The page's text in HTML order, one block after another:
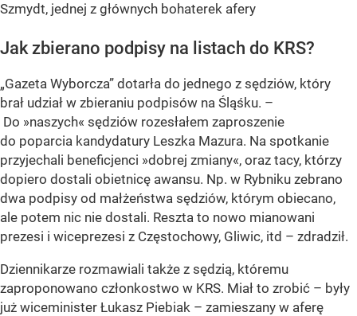
Szmydt, jednej z głównych bohaterek afery
Jak zbierano podpisy na listach do KRS?
„Gazeta Wyborcza” dotarła do jednego z sędziów, który
brał udział w zbieraniu podpisów na Śląśku. –
Do »naszych« sędziów rozesłałem zaproszenie
do poparcia kandydatury Leszka Mazura. Na spotkanie
przyjechali beneficjenci »dobrej zmiany«, oraz tacy, którzy
dopiero dostali obietnicę awansu. Np. w Rybniku zebrano
dwa podpisy od małżeństwa sędziów, którym obiecano,
ale potem nic nie dostali. Reszta to nowo mianowani
prezesi i wiceprezesi z Częstochowy, Gliwic, itd – zdradził.
Dziennikarze rozmawiali także z sędzią, któremu
zaproponowano członkostwo w KRS. Miał to zrobić – były
już wiceminister Łukasz Piebiak – zamieszany w aferę